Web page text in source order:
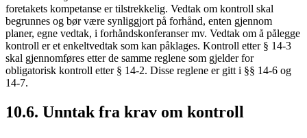
foretakets kompetanse er tilstrekkelig. Vedtak om kontroll skal
begrunnes og bør være synliggjort på forhånd, enten gjennom
planer, egne vedtak, i forhåndskonferanser mv. Vedtak om å pålegge
kontroll er et enkeltvedtak som kan påklages. Kontroll etter § 14-3
skal gjennomføres etter de samme reglene som gjelder for
obligatorisk kontroll etter § 14-2. Disse reglene er gitt i §§ 14-6 og
14-7.
10.6. Unntak fra krav om kontroll